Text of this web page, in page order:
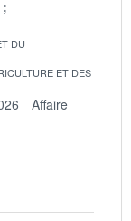
DU
ET DES
Affaire